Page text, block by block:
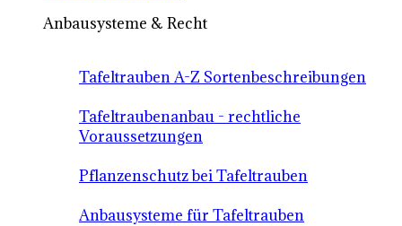
Anbausysteme & Recht
Tafeltrauben A-Z Sortenbeschreibungen
Tafeltraubenanbau - rechtliche
Voraussetzungen
Pflanzenschutz bei Tafeltrauben
Anbausysteme für Tafeltrauben